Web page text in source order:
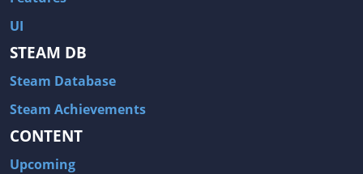
UI
STEAM DB
Steam Database
Steam Achievements
CONTENT
Upcoming